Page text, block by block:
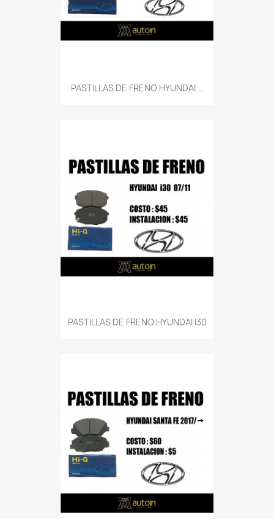
PASTILLAS DE FRENO HYUNDAI...
PASTILLAS DE FRENO HYUNDAI I30